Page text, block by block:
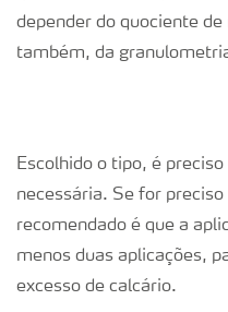
depender do quociente
também, da
Escolhido o tipo, é
necessária. Se for
recomendado é que a
menos duas aplicações,
excesso de calcário.